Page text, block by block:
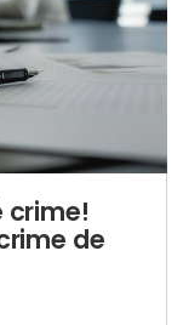
crime!
de